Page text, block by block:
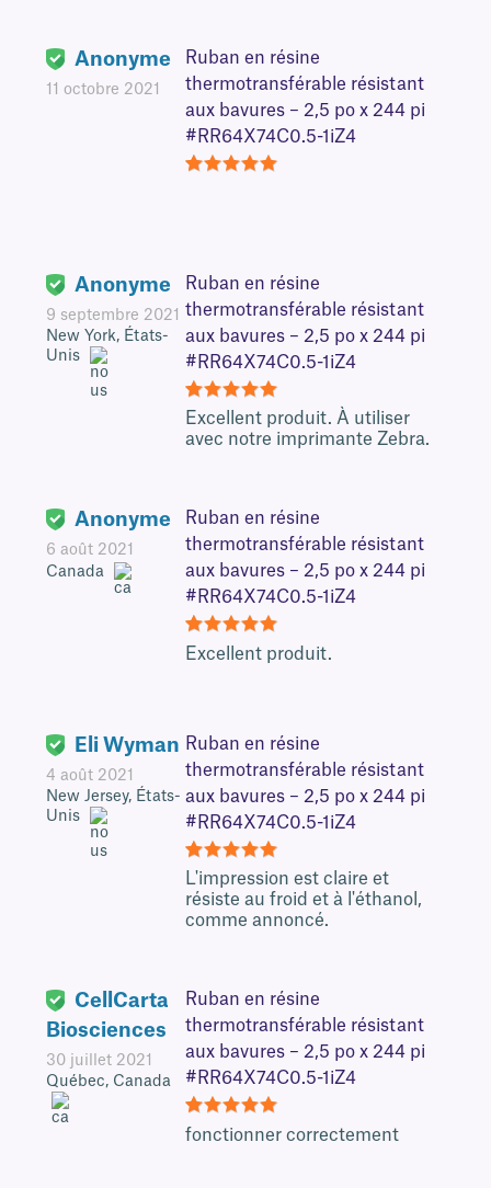
Anonyme
11 octobre 2021
Ruban en résine
thermotransférable résistant
aux bavures – 2,5 po x 244 pi
#RR64X74C0.5-1iZ4
Anonyme
9 septembre 2021
New York, États-
Unis
Ruban en résine
thermotransférable résistant
aux bavures – 2,5 po x 244 pi
#RR64X74C0.5-1iZ4
5Excellent produit. À utiliser
avec notre imprimante Zebra.
Anonyme
6 août 2021
Canada
Ruban en résine
thermotransférable résistant
aux bavures – 2,5 po x 244 pi
#RR64X74C0.5-1iZ4
5Excellent produit.
Eli Wyman
4 août 2021
New Jersey, États-
Unis
Ruban en résine
thermotransférable résistant
aux bavures – 2,5 po x 244 pi
#RR64X74C0.5-1iZ4
5L'impression est claire et
résiste au froid et à l'éthanol,
comme annoncé.
CellCarta
Biosciences
30 juillet 2021
Québec, Canada
Ruban en résine
thermotransférable résistant
aux bavures – 2,5 po x 244 pi
#RR64X74C0.5-1iZ4
5
fonctionner correctement